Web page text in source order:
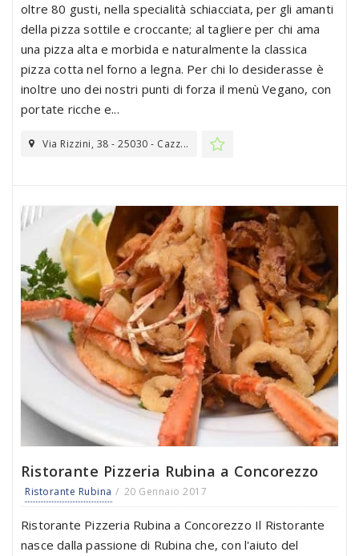
oltre 80 gusti, nella specialità schiacciata, per gli amanti
della pizza sottile e croccante; al tagliere per chi ama
una pizza alta e morbida e naturalmente la classica
pizza cotta nel forno a legna. Per chi lo desiderasse è
inoltre uno dei nostri punti di forza il menù Vegano, con
portate ricche e...
Via Rizzini, 38 - 25030 - Cazz...
Ristorante Pizzeria Rubina a Concorezzo
Ristorante Rubina 20 Gennaio 2017
Ristorante Pizzeria Rubina a Concorezzo Il Ristorante
nasce dalla passione di Rubina che, con l'aiuto del